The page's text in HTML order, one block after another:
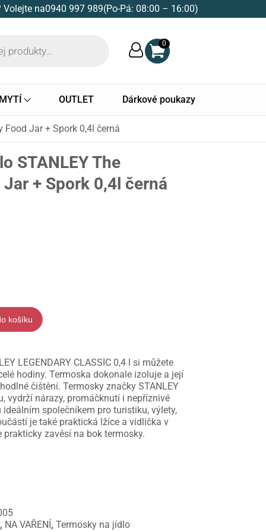
Volejte na0940 997 989(Po-Pá: 08:00 – 16:00)
0
OUTLET Dárkové poukazy
Food Jar + Spork 0,4l černá
STANLEY The
+ Spork 0,4l černá
košíku
LEGENDARY CLASSIC 0,4 l si můžete
hodiny. Termoska dokonale izoluje a její
čištění. Termosky značky STANLEY
vydrží nárazy, promáčknutí i nepříznivé
společníkem pro turistiku, výlety,
je také praktická lžíce a vidlička v
prakticky zavěsí na bok termosky.
, NA VAŘENÍ ,Termosky na jídlo